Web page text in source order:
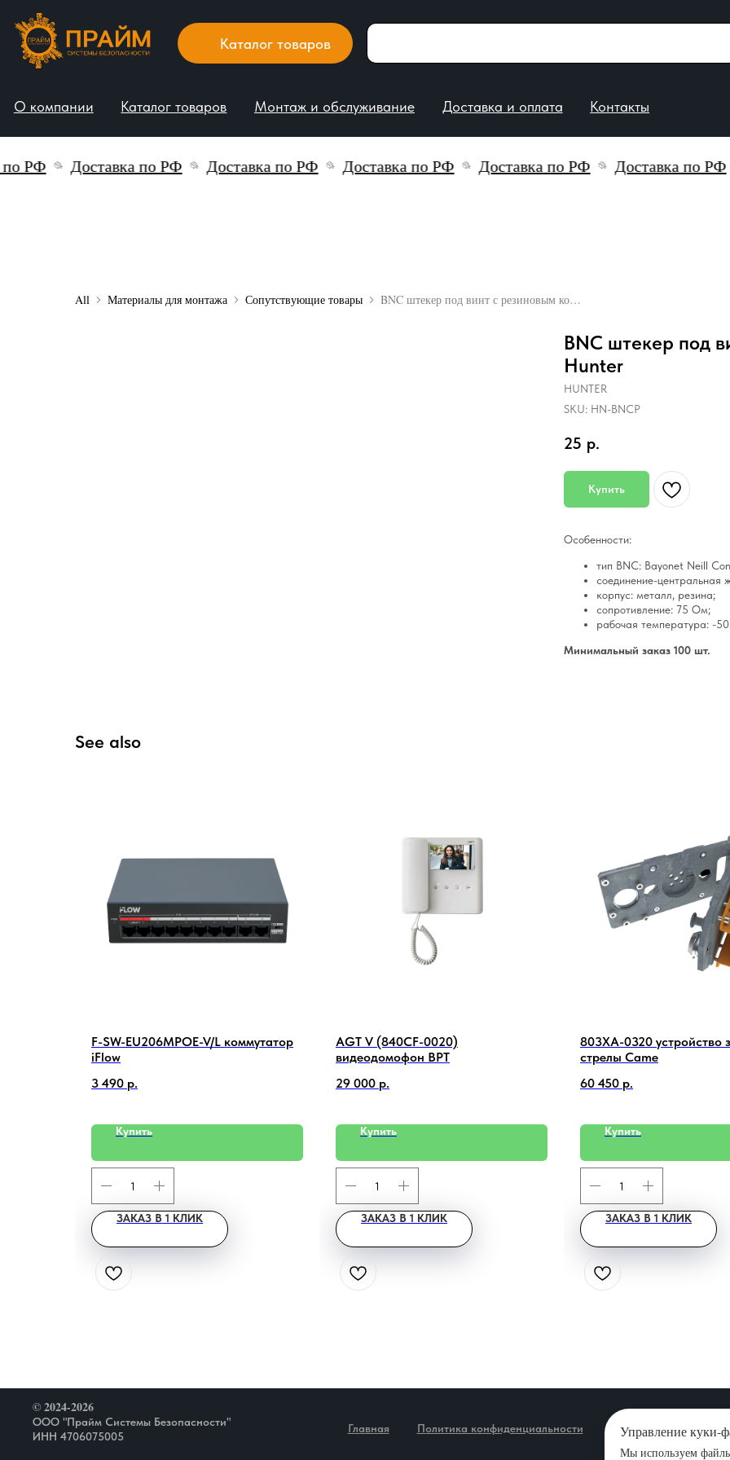
Каталог товаров
РФ Доставка по РФ Доставка по РФ Доставка по РФ Доставка по РФ Доставка по РФ
Управление куки-
Мы используем
All Материалы для монтажа Сопутствующие товары BNC штекер под винт с резиновым колпачком Hunter
BNC штекер под
Hunter
HUNTER
SKU: HN-BNCP
25 р.
Купить
Особенности:
тип BNC: Bayonet Neill
соединение-центральная
корпус: металл, резина;
сопротивление: 75 Ом;
рабочая температура: -
Минимальный заказ 100 шт.
See also
F-SW-EU206MPOE-V/L коммутатор
iFlow
3 490 р.
Купить
ЗАКАЗ В 1 КЛИК
AGT V (840CF-0020)
видеодомофон BPT
29 000 р.
Купить
ЗАКАЗ В 1 КЛИК
803XA-0320 устройство
стрелы Came
60 450 р.
Купить
ЗАКАЗ В 1 КЛИК
© 2024-2026
ООО "Прайм Системы Безопасности"
ИНН 4706075005
Главная Политика конфиденциальности Новости Карта